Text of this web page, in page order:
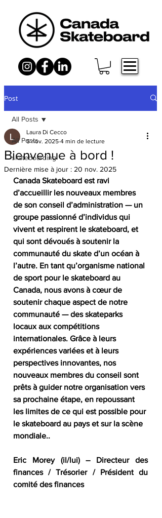
Post
All Posts
skateboarding
All Posts
Bienvenue à bord !
Laura Di Cecco
5 nov. 2025 4 min de lecture
Dernière mise à jour : 20 nov. 2025
Canada Skateboard est ravi
d’accueillir les nouveaux membres
de son conseil d’administration — un
groupe passionné d’individus qui
vivent et respirent le skateboard, et
qui sont dévoués à soutenir la
communauté du skate d’un océan à
l’autre. En tant qu’organisme national
de sport pour le skateboard au
Canada, nous avons à cœur de
soutenir chaque aspect de notre
communauté — des skateparks
locaux aux compétitions
internationales. Grâce à leurs
expériences variées et à leurs
perspectives innovantes, nos
nouveaux membres du conseil sont
prêts à guider notre organisation vers
sa prochaine étape, en repoussant
les limites de ce qui est possible pour
le skateboard au pays et sur la scène
mondiale..
Eric Morey (il/lui) – Directeur des
finances / Trésorier / Président du
comité des finances